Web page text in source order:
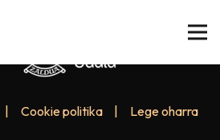
Cookie politika Lege oharra